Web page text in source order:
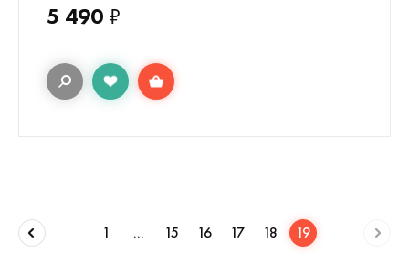
5 490 ₽
1 ... 15 16 17 18 19